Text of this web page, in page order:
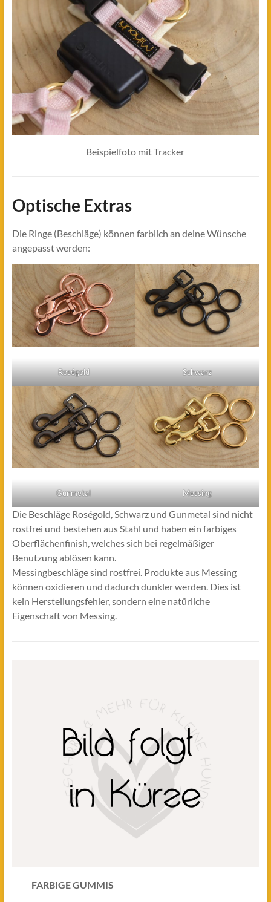
Beispielfoto mit Tracker
Optische Extras
Die Ringe (Beschläge) können farblich an deine Wünsche
angepasst werden:
Roségold Schwarz
Gunmetal Messing
Die Beschläge Roségold, Schwarz und Gunmetal sind nicht
rostfrei und bestehen aus Stahl und haben ein farbiges
Oberflächenfinish, welches sich bei regelmäßiger
Benutzung ablösen kann.
Messingbeschläge sind rostfrei. Produkte aus Messing
können oxidieren und dadurch dunkler werden. Dies ist
kein Herstellungsfehler, sondern eine natürliche
Eigenschaft von Messing.
FARBIGE GUMMIS